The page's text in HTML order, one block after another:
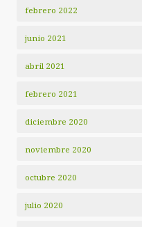
febrero 2022
junio 2021
abril 2021
febrero 2021
diciembre 2020
noviembre 2020
octubre 2020
julio 2020